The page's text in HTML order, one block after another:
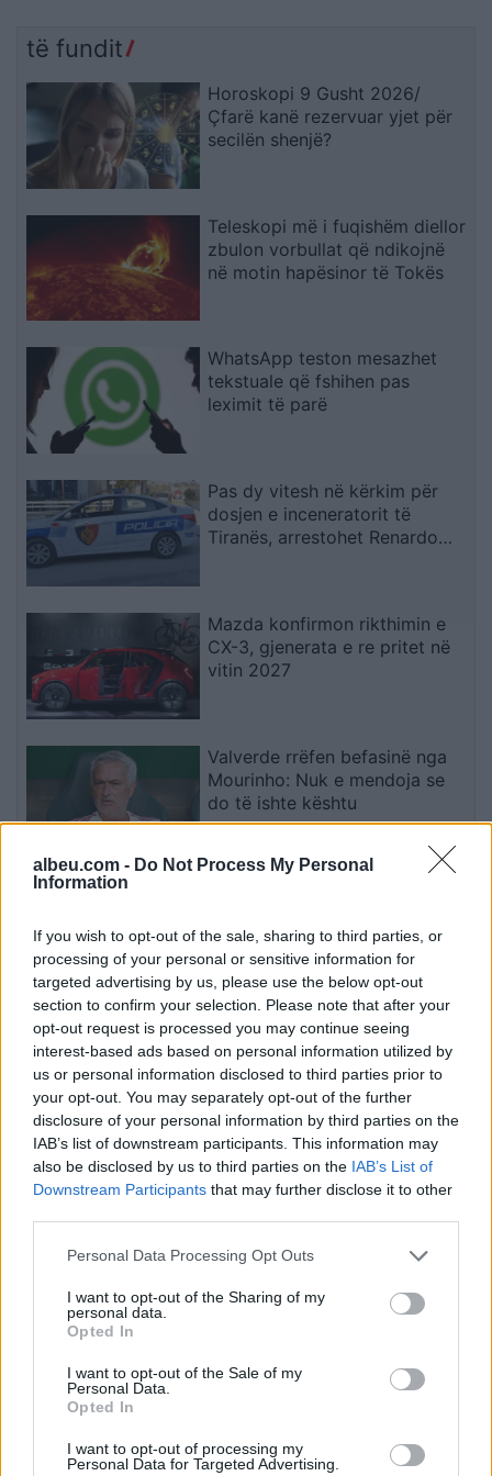
albeu.com - Do Not Process My Personal
Information
If you wish to opt-out of the sale, sharing to third parties, or
processing of your personal or sensitive information for
targeted advertising by us, please use the below opt-out
section to confirm your selection. Please note that after your
opt-out request is processed you may continue seeing
interest-based ads based on personal information utilized by
us or personal information disclosed to third parties prior to
your opt-out. You may separately opt-out of the further
disclosure of your personal information by third parties on the
IAB’s list of downstream participants. This information may
also be disclosed by us to third parties on the IAB’s List of
Downstream Participants that may further disclose it to other
Personal Data Processing Opt Outs
I want to opt-out of the Sharing of my
personal data.
Opted In
I want to opt-out of the Sale of my
Personal Data.
Opted In
I want to opt-out of processing my
Personal Data for Targeted Advertising.
të fundit
Horoskopi 9 Gusht 2026/
Çfarë kanë rezervuar yjet për
secilën shenjë?
Teleskopi më i fuqishëm diellor
zbulon vorbullat që ndikojnë
në motin hapësinor të Tokës
WhatsApp teston mesazhet
tekstuale që fshihen pas
leximit të parë
Pas dy vitesh në kërkim për
dosjen e inceneratorit të
Tiranës, arrestohet Renardo
Mazda konfirmon rikthimin e
CX-3, gjenerata e re pritet në
vitin 2027
Valverde rrëfen befasinë nga
Mourinho: Nuk e mendoja se
do të ishte kështu
dhe flakët u përhapën drejt
malit
Esim for Global
Esim for USA|Esim for Italy| Esim for Spain|Esim